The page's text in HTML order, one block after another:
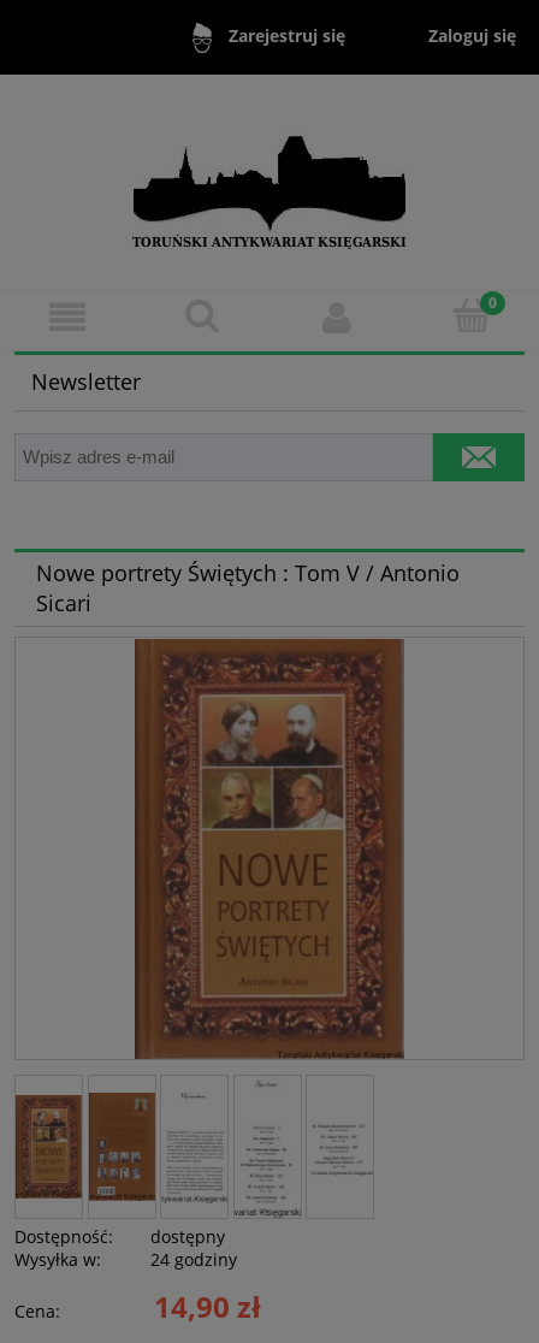
Zarejestruj się Zaloguj się
Newsletter
Nowe portrety Świętych : Tom V / Antonio
Sicari
Dostępność:
dostępny
Wysyłka w:
24 godziny
Cena: 14,90 zł